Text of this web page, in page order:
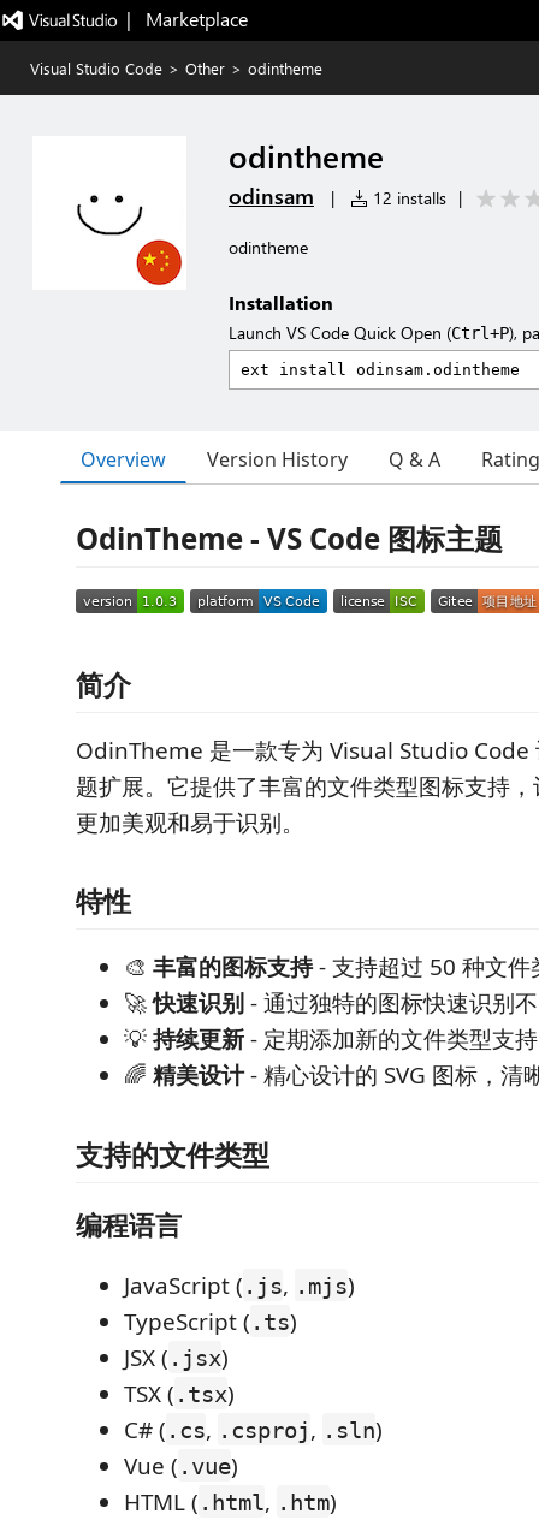
|   Marketplace
Visual Studio Code > Other > odintheme
odintheme
odinsam | 12 installs |
odintheme
Installation
Launch VS Code Quick Open (Ctrl+P),
Overview Version History Q & A
OdinTheme - VS Code 图标主题
简介
OdinTheme 是一款专为 Visual Studio Code
题扩展。它提供了丰富的文件类型图标支持
更加美观和易于识别。
特性
🎨 丰富的图标支持- 支持超过 50 种文件
🚀快速识别- 通过独特的图标快速识别
💡持续更新- 定期添加新的文件类型支持
🌈 精美设计- 精心设计的 SVG 图标，清
支持的文件类型
编程语言
JavaScript ( .js, .mjs)
TypeScript ( .ts)
JSX ( .jsx)
TSX ( .tsx)
C# ( .cs, .csproj, .sln)
Vue ( .vue)
HTML ( .html, .htm)